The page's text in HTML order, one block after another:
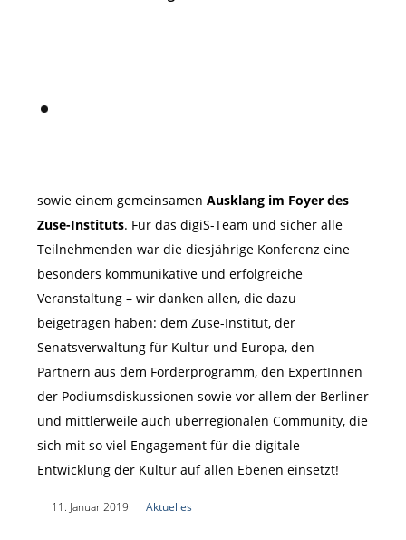
sowie einem gemeinsamen Ausklang im Foyer des
Zuse-Instituts. Für das digiS-Team und sicher alle
Teilnehmenden war die diesjährige Konferenz eine
besonders kommunikative und erfolgreiche
Veranstaltung – wir danken allen, die dazu
beigetragen haben: dem Zuse-Institut, der
Senatsverwaltung für Kultur und Europa, den
Partnern aus dem Förderprogramm, den ExpertInnen
der Podiumsdiskussionen sowie vor allem der Berliner
und mittlerweile auch überregionalen Community, die
sich mit so viel Engagement für die digitale
Entwicklung der Kultur auf allen Ebenen einsetzt!
11. Januar 2019 Aktuelles